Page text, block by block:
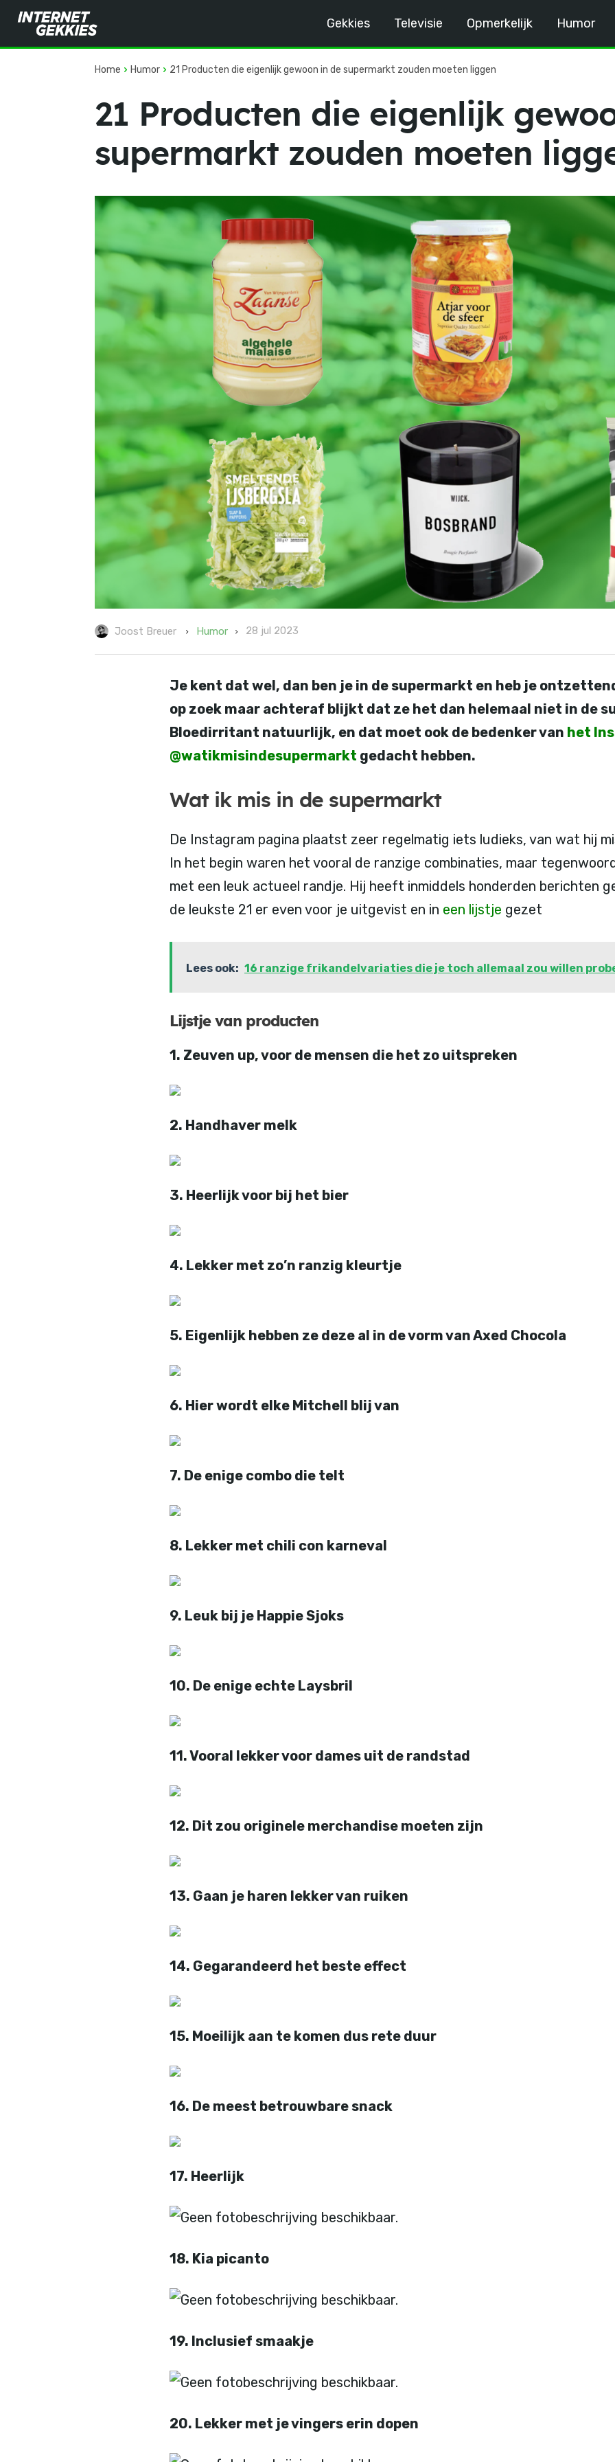
Gekkies Televisie Opmerkelijk Humor
Home Humor 21 Producten die eigenlijk gewoon in de supermarkt zouden moeten liggen
21 Producten die eigenlijk
supermarkt zouden moeten
Joost Breuer Humor 28 jul 2023
Je kent dat wel, dan ben je in de supermarkt en heb je
op zoek maar achteraf blijkt dat ze het dan helemaal niet in de
Bloedirritant natuurlijk, en dat moet ook de bedenker van het
@watikmisindesupermarkt gedacht hebben.
Wat ik mis in de supermarkt
De Instagram pagina plaatst zeer regelmatig iets ludieks, van wat hij
In het begin waren het vooral de ranzige combinaties, maar
met een leuk actueel randje. Hij heeft inmiddels honderden berichten
de leukste 21 er even voor je uitgevist en in een lijstje gezet
Lees ook: 16 ranzige frikandelvariaties die je toch allemaal zou willen
Lijstje van producten
1. Zeuven up, voor de mensen die het zo uitspreken
2. Handhaver melk
3. Heerlijk voor bij het bier
4. Lekker met zo’n ranzig kleurtje
5. Eigenlijk hebben ze deze al in de vorm van Axed Chocola
6. Hier wordt elke Mitchell blij van
7. De enige combo die telt
8. Lekker met chili con karneval
9. Leuk bij je Happie Sjoks
10. De enige echte Laysbril
11. Vooral lekker voor dames uit de randstad
12. Dit zou originele merchandise moeten zijn
13. Gaan je haren lekker van ruiken
14. Gegarandeerd het beste effect
15. Moeilijk aan te komen dus rete duur
16. De meest betrouwbare snack
17. Heerlijk
18. Kia picanto
19. Inclusief smaakje
20. Lekker met je vingers erin dopen